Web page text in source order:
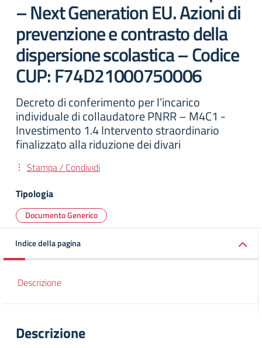
– Next Generation EU. Azioni di
prevenzione e contrasto della
dispersione scolastica – Codice
CUP: F74D21000750006
Decreto di conferimento per l’incarico
individuale di collaudatore PNRR – M4C1 -
Investimento 1.4 Intervento straordinario
finalizzato alla riduzione dei divari
Stampa / Condividi
Tipologia
Documento Generico
Indice della pagina
Descrizione
Descrizione